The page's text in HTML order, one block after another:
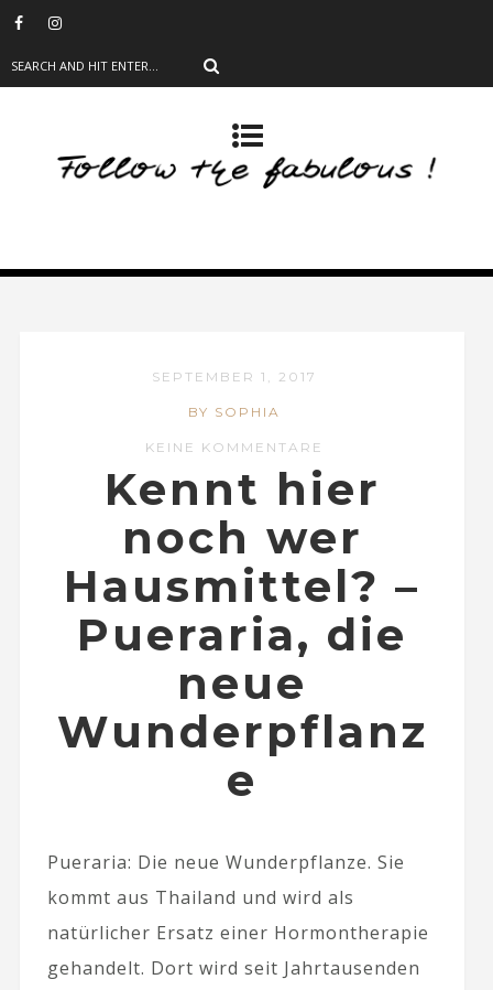
SEPTEMBER 1, 2017
BY SOPHIA
KEINE KOMMENTARE
Kennt hier
noch wer
Hausmittel? –
Pueraria, die
neue
Wunderpflanz
e
Pueraria: Die neue Wunderpflanze. Sie
kommt aus Thailand und wird als
natürlicher Ersatz einer Hormontherapie
gehandelt. Dort wird seit Jahrtausenden